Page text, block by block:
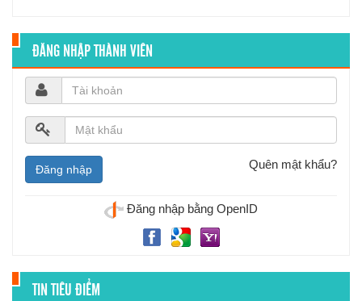
ĐĂNG NHẬP THÀNH VIÊN
Quên mật khẩu?
Đăng nhập bằng OpenID
TIN TIÊU ĐIỂM